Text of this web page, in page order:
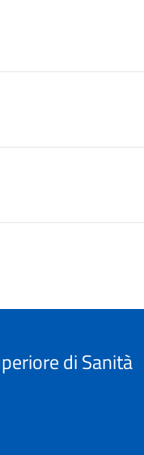
di Sanità